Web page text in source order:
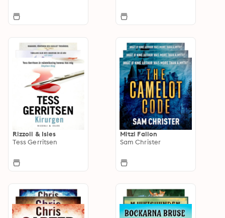
Rizzoli & Isles
Tess Gerritsen
Mitzi Fallon
Sam Christer